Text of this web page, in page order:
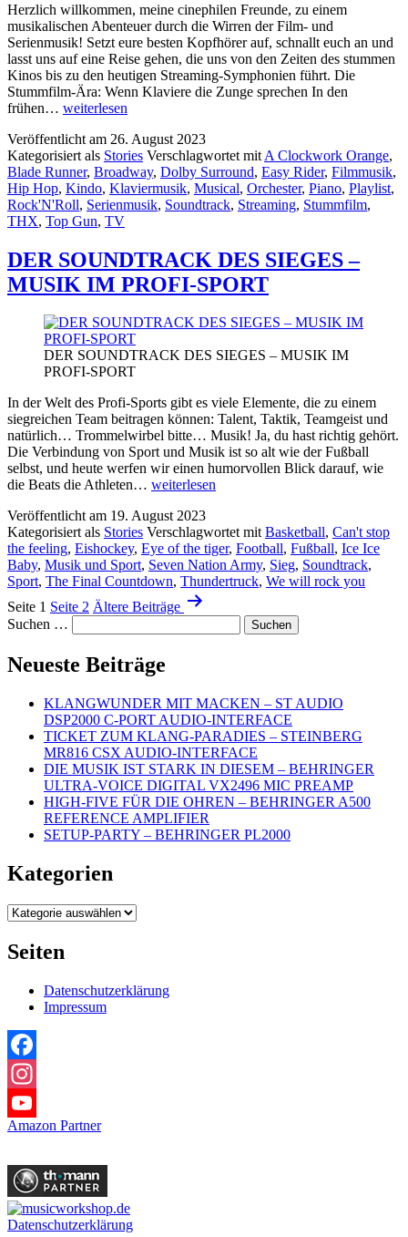
Herzlich willkommen, meine cinephilen Freunde, zu einem
musikalischen Abenteuer durch die Wirren der Film- und
Serienmusik! Setzt eure besten Kopfhörer auf, schnallt euch an und
lasst uns auf eine Reise gehen, die uns von den Zeiten des stummen
Kinos bis zu den heutigen Streaming-Symphonien führt. Die
Stummfilm-Ära: Wenn Klaviere die Zunge sprechen In den
frühen… MUSIK
DIE
HAUPTROLLE
–
MUSIK
IN
FILMEN
SERIEN
weiterlesen
Veröffentlicht am 26. August 2023
Kategorisiert als Stories Verschlagwortet mit A Clockwork Orange,
Blade Runner, Broadway, Dolby Surround, Easy Rider, Filmmusik,
Hip Hop, Kindo, Klaviermusik, Musical, Orchester, Piano, Playlist,
Rock'N'Roll, Serienmusik, Soundtrack, Streaming, Stummfilm,
THX, Top Gun, TV
DER SOUNDTRACK DES SIEGES –
MUSIK IM PROFI-SPORT
DER SOUNDTRACK DES SIEGES – MUSIK IM
PROFI-SPORT
In der Welt des Profi-Sports gibt es viele Elemente, die zu einem
siegreichen Team beitragen können: Talent, Taktik, Teamgeist und
natürlich… Trommelwirbel bitte… Musik! Ja, du hast richtig gehört.
Die Verbindung von Sport und Musik ist so alt wie der Fußball
selbst, und heute werfen wir einen humorvollen Blick darauf, wie
die Beats die Athleten… DER
DES
SIEGES
–
MUSIK
IM
PROFI-
SPORT
weiterlesen
Veröffentlicht am 19. August 2023
Kategorisiert als Stories Verschlagwortet mitBasketball, Can't stop
the feeling, Eishockey, Eye of the tiger, Football, Fußball, Ice Ice
Baby, Musik und Sport, Seven Nation Army, Sieg, Soundtrack,
Sport, The Final Countdown, Thundertruck, We will rock you
Beitragsnavigation
Seite 1 Seite 2 Ältere Beiträge
Suchen …
Neueste Beiträge
KLANGWUNDER MIT MACKEN – ST AUDIO
DSP2000 C-PORT AUDIO-INTERFACE
TICKET ZUM KLANG-PARADIES – STEINBERG
MR816 CSX AUDIO-INTERFACE
DIE MUSIK IST STARK IN DIESEM – BEHRINGER
ULTRA-VOICE DIGITAL VX2496 MIC PREAMP
HIGH-FIVE FÜR DIE OHREN – BEHRINGER A500
REFERENCE AMPLIFIER
SETUP-PARTY – BEHRINGER PL2000
Kategorien
Kategorien
Seiten
Datenschutzerklärung
Impressum
Facebook
Instagram
YouTube
Amazon Partner
Datenschutzerklärung